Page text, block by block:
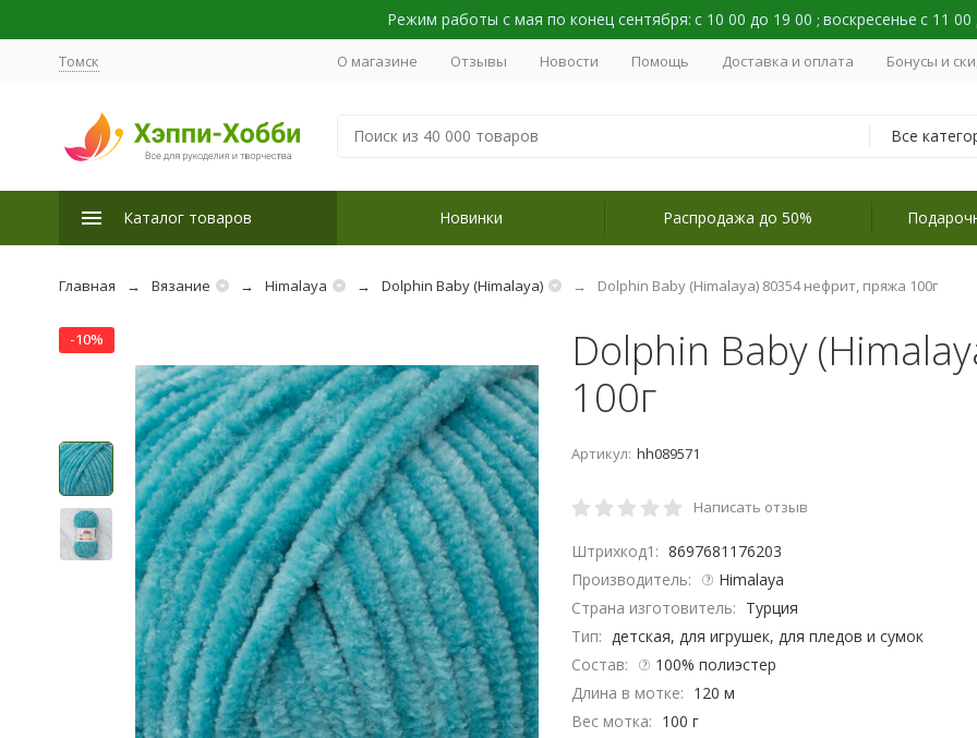
Режим работы с мая по конец сентября: с 10 00 до 19 00 ; воскресенье с 11 00
Томск О магазине Отзывы Новости Помощь Доставка и оплата Бонусы и
Все
Каталог товаров Новинки Распродажа до 50%
Главная Вязание Himalaya Dolphin Baby (Himalaya) Dolphin Baby (Himalaya) 80354 нефрит, пряжа 100г
-10%
Dolphin Baby
100г
Артикул: hh089571
Написать отзыв
Штрихкод1: 8697681176203
Производитель:
Himalaya
Страна изготовитель: Турция
Тип: детская, для игрушек, для пледов и сумок
Состав:
100% полиэстер
Длина в мотке: 120 м
Вес мотка: 100 г